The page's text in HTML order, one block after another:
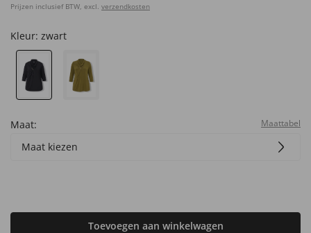
Prijzen inclusief BTW, excl. verzendkosten
Kleur: zwart
Maat: Maattabel
Maat kiezen
Toevoegen aan winkelwagen